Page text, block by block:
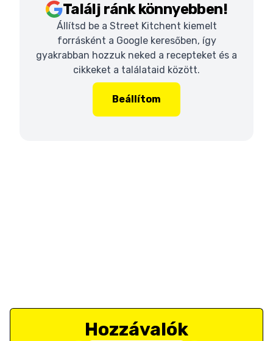
Találj ránk könnyebben!
Állítsd be a Street Kitchent kiemelt
forrásként a Google keresőben, így
gyakrabban hozzuk neked a recepteket és a
cikkeket a találataid között.
Beállítom
Hozzávalók